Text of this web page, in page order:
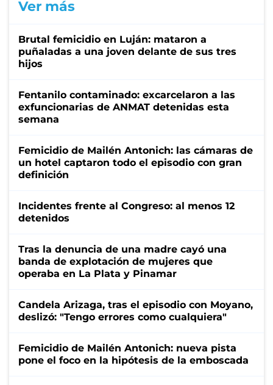
Ver más
Brutal femicidio en Luján: mataron a
puñaladas a una joven delante de sus tres
hijos
Fentanilo contaminado: excarcelaron a las
exfuncionarias de ANMAT detenidas esta
semana
Femicidio de Mailén Antonich: las cámaras de
un hotel captaron todo el episodio con gran
definición
Incidentes frente al Congreso: al menos 12
detenidos
Tras la denuncia de una madre cayó una
banda de explotación de mujeres que
operaba en La Plata y Pinamar
Candela Arizaga, tras el episodio con Moyano,
deslizó: "Tengo errores como cualquiera"
Femicidio de Mailén Antonich: nueva pista
pone el foco en la hipótesis de la emboscada